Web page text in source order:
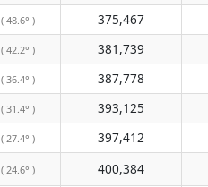
( 48.6° ) 375,467
( 42.2° ) 381,739
( 36.4° ) 387,778
( 31.4° ) 393,125
( 27.4° ) 397,412
( 24.6° ) 400,384